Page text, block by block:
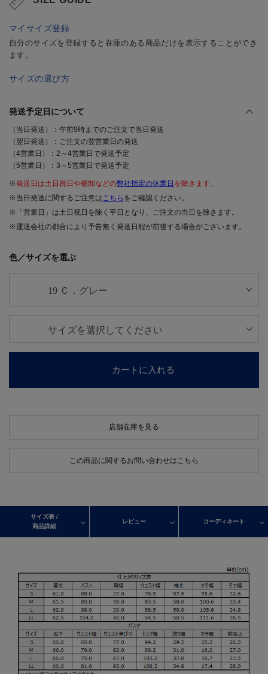
マイサイズ登録
自分のサイズを登録すると在庫のある商品だけを表示することができ
ます。
サイズの選び方
発送予定日について
（当日発送）：午前9時までのご注文で当日発送
（翌日発送）：ご注文の翌営業日の発送
（4営業日）：2～4営業日で発送予定
（5営業日）：3～5営業日で発送予定
※発送日は土日祝日や棚卸などの弊社指定の休業日 を除きます。
※当日発送に関するご注意はこちら をご確認ください。
※「営業日」は土日祝日を除く平日となり、ご注文の当日を除きます。
※運送会社の都合により予告無く発送日程が前後する場合がございます。
色／サイズを選ぶ
カートに入れる
店舗在庫を見る
この商品に関するお問い合わせはこちら
サイズ表 /
商品詳細
レビュー コーディネート